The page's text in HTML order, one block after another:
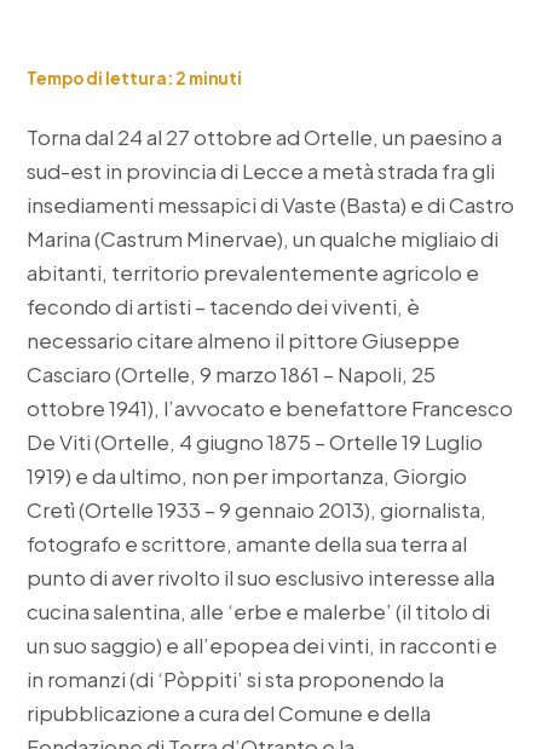
Tempo di lettura: 2 minuti
Torna dal 24 al 27 ottobre ad Ortelle, un paesino a
sud-est in provincia di Lecce a metà strada fra gli
insediamenti messapici di Vaste (Basta) e di Castro
Marina (Castrum Minervae), un qualche migliaio di
abitanti, territorio prevalentemente agricolo e
fecondo di artisti – tacendo dei viventi, è
necessario citare almeno il pittore Giuseppe
Casciaro (Ortelle, 9 marzo 1861 – Napoli, 25
ottobre 1941), l’avvocato e benefattore Francesco
De Viti (Ortelle, 4 giugno 1875 – Ortelle 19 Luglio
1919) e da ultimo, non per importanza, Giorgio
Cretì (Ortelle 1933 – 9 gennaio 2013), giornalista,
fotografo e scrittore, amante della sua terra al
punto di aver rivolto il suo esclusivo interesse alla
cucina salentina, alle ‘erbe e malerbe’ (il titolo di
un suo saggio) e all’epopea dei vinti, in racconti e
in romanzi (di ‘Pòppiti’ si sta proponendo la
ripubblicazione a cura del Comune e della